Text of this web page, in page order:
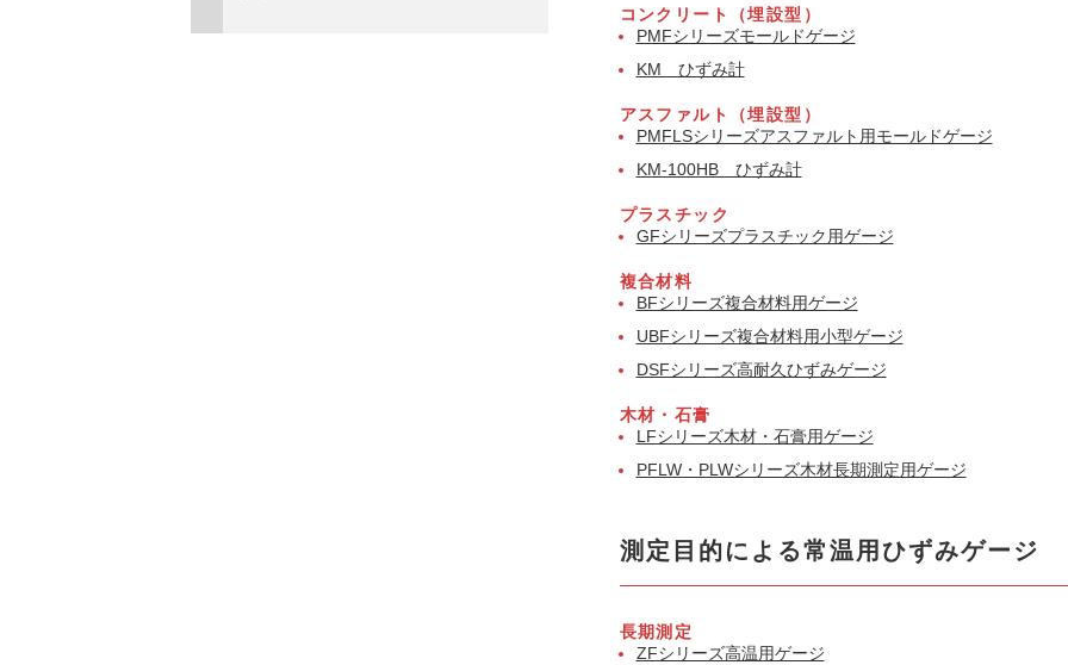
コンクリート（埋設型）
PMFシリーズモールドゲージ
KM ひずみ計
アスファルト（埋設型）
PMFLSシリーズアスファルト用モールドゲージ
KM-100HB ひずみ計
プラスチック
GFシリーズプラスチック用ゲージ
複合材料
BFシリーズ複合材料用ゲージ
UBFシリーズ複合材料用小型ゲージ
DSFシリーズ高耐久ひずみゲージ
木材・石膏
LFシリーズ木材・石膏用ゲージ
PFLW・PLWシリーズ木材長期測定用ゲージ
測定目的による常温用ひずみゲージ
長期測定
ZFシリーズ高温用ゲージ